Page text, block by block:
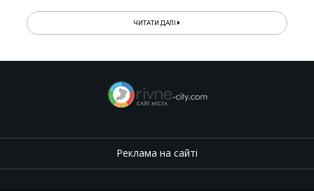
ЧИТАТИ ДАЛІ
Реклама на сайті